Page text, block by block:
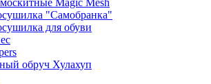
Magic Mesh
"Самобранка"
для обуви
обруч Хулахуп